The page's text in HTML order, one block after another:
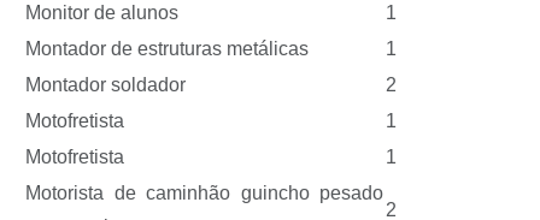
Monitor de alunos
1
Montador de estruturas metálicas
1
Montador soldador
2
Motofretista
1
Motofretista
1
Motorista de caminhão guincho pesado
2